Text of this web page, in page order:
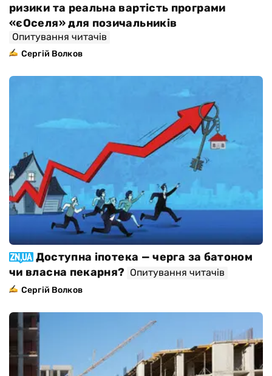
ризики та реальна вартість програми
«єОселя» для позичальників
Опитування читачів
Сергій Волков
Доступна іпотека — черга за батоном
чи власна пекарня? Опитування читачів
Сергій Волков